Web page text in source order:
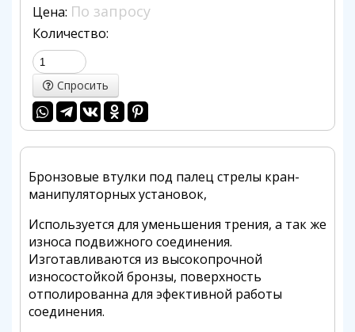
Цена: По запросу
Количество:
Спросить
Бронзовые втулки под палец стрелы кран-
манипуляторных установок,
Используется для уменьшения трения, а так же
износа подвижного соединения.
Изготавливаются из высокопрочной
износостойкой бронзы, поверхность
отполированна для эфективной работы
соединения.